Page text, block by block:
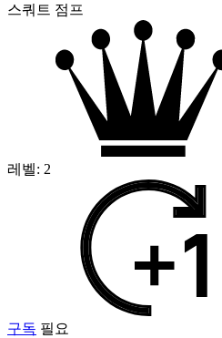
스쿼트 점프
레벨: 2
구독 필요